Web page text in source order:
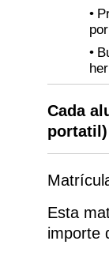
Cada
portatil)
Esta
importe